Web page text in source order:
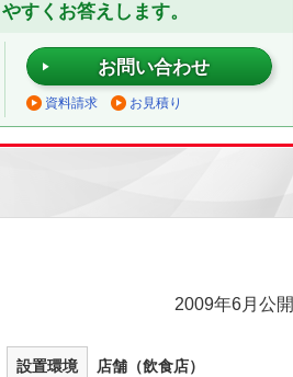
すくお答えします。
お問い合わせ
資料請求 お見積り
2009年6月公開
設置環境 店舗（飲食店）